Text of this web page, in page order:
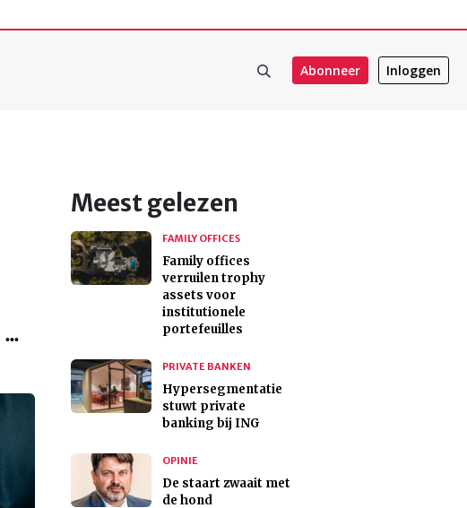
Abonneer Inloggen
Meest gelezen
FAMILY OFFICES
Family offices
verruilen trophy
assets voor
institutionele
portefeuilles
PRIVATE BANKEN
Hypersegmentatie
stuwt private
banking bij ING
OPINIE
De staart zwaait met
de hond